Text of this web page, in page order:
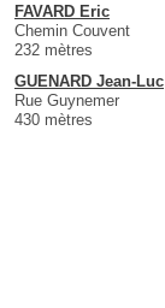
FAVARD Eric
Chemin Couvent
232 mètres
GUENARD Jean-Luc
Rue Guynemer
430 mètres